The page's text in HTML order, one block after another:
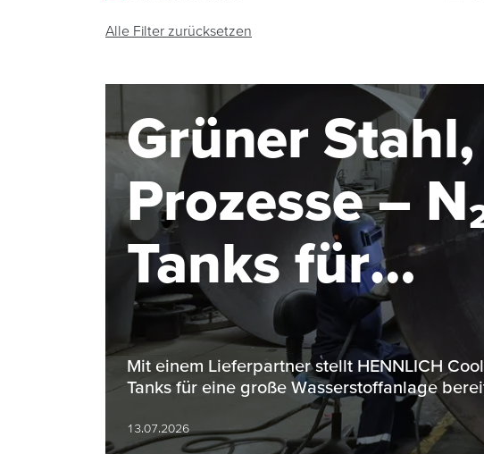
Alle Filter zurücksetzen
Grüner
Prozesse –
Tanks für
Bereich
Mit einem Lieferpartner stellt HENNLICH
Tanks für eine große Wasserstoffanlage
13.07.2026